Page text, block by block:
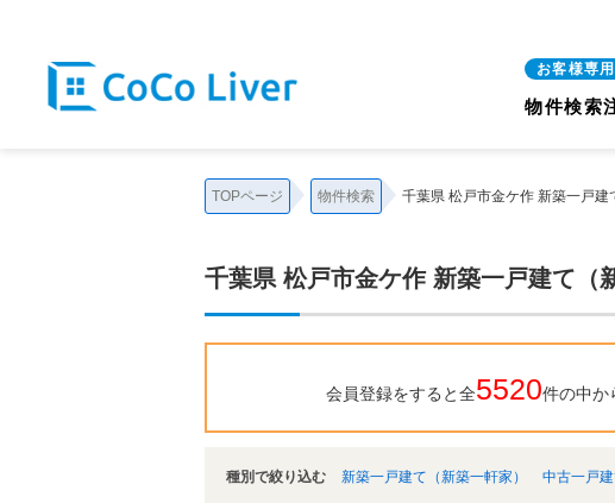
お客様専
物件検索
TOPページ 物件検索 千葉県 松戸市金ケ作 新築一戸
千葉県 松戸市金ケ作 新築一戸建て（
会員登録をすると全5520件の中か
種別で絞り込む 新築一戸建て（新築一軒家） 中古一戸